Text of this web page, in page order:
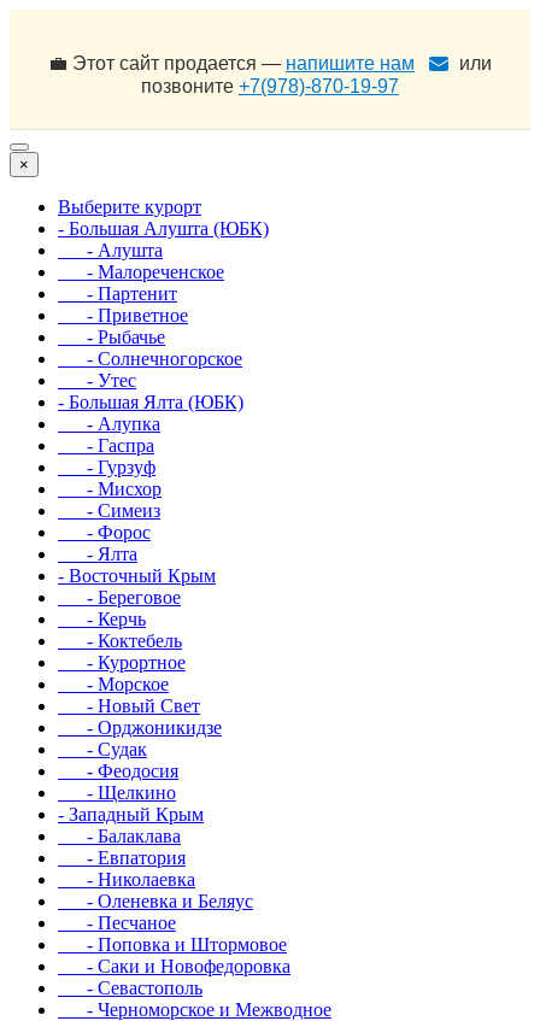
💼 Этот сайт продается — напишите нам
или
позвоните +7(978)-870-19-97
×
Выберите курорт
- Большая Алушта (ЮБК)
- Алушта
- Малореченское
- Партенит
- Приветное
- Рыбачье
- Солнечногорское
- Утес
- Большая Ялта (ЮБК)
- Алупка
- Гаспра
- Гурзуф
- Мисхор
- Симеиз
- Форос
- Ялта
- Восточный Крым
- Береговое
- Керчь
- Коктебель
- Курортное
- Морское
- Новый Свет
- Орджоникидзе
- Судак
- Феодосия
- Щелкино
- Западный Крым
- Балаклава
- Евпатория
- Николаевка
- Оленевка и Беляус
- Песчаное
- Поповка и Штормовое
- Саки и Новофедоровка
- Севастополь
- Черноморское и Межводное